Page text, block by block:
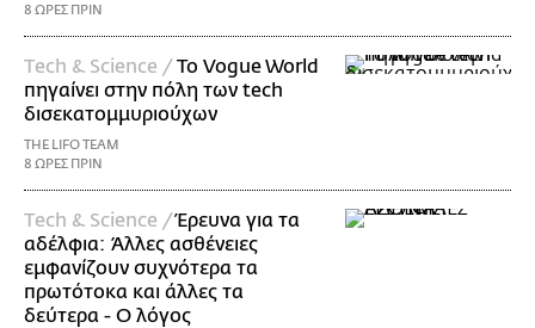
8 ΩΡΕΣ ΠΡΙΝ
Τech & Science /Το Vogue World
πηγαίνει στην πόλη των tech
δισεκατομμυριούχων
THE LIFO TEAM
8 ΩΡΕΣ ΠΡΙΝ
Τech & Science /Έρευνα για τα
αδέλφια: Άλλες ασθένειες
εμφανίζουν συχνότερα τα
πρωτότοκα και άλλες τα
δεύτερα - Ο λόγος